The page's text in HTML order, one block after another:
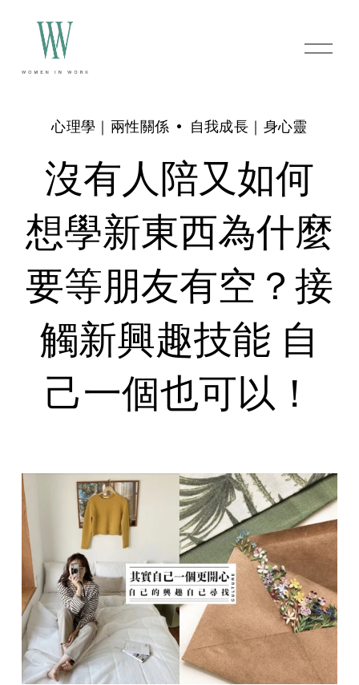
O
p
沒有人陪又如何
想學新東西為什麼
要等朋友有空？接
觸新興趣技能 自
己一個也可以！
心理學｜兩性關係 自我成長｜身心靈